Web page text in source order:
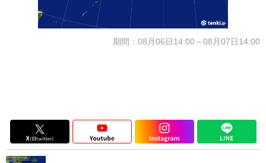
期間：08月06日14:00～08月07日14:00